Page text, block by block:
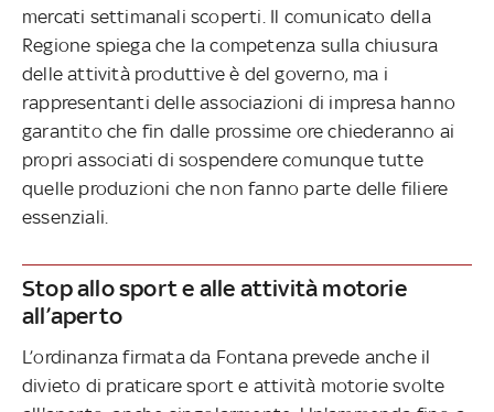
mercati settimanali scoperti. Il comunicato della
Regione spiega che la competenza sulla chiusura
delle attività produttive è del governo, ma i
rappresentanti delle associazioni di impresa hanno
garantito che fin dalle prossime ore chiederanno ai
propri associati di sospendere comunque tutte
quelle produzioni che non fanno parte delle filiere
essenziali.
Stop allo sport e alle attività motorie
all’aperto
L’ordinanza firmata da Fontana prevede anche il
divieto di praticare sport e attività motorie svolte